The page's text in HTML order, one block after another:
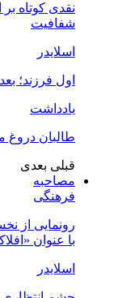
نقدی کوتاه
شفافیت
اسلایدر
اول فرزند؛
یادداشت
طالبان دروغ
قبلی بعدی
مصاحبه
فرهنگی
رونمایی از
با عنوان
اسلایدر